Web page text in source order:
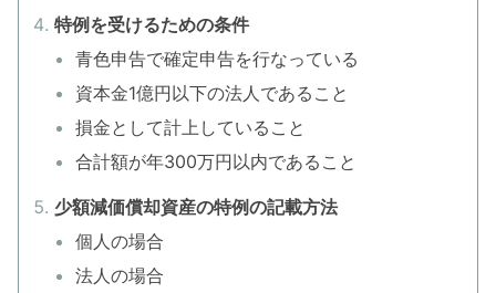
特例を受けるための条件
青色申告で確定申告を行なっている
資本金1億円以下の法人であること
損金として計上していること
合計額が年300万円以内であること
少額減価償却資産の特例の記載方法
個人の場合
法人の場合